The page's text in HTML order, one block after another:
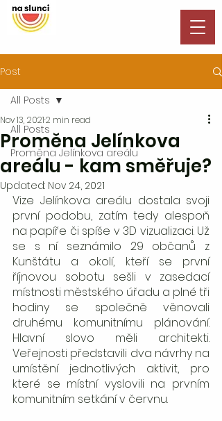
Post
All Posts
Proměna Jelínkova areálu
All Posts
Proměna Jelínkova
areálu - kam směřuje?
Nov 13, 20212 min read
Updated: Nov 24, 2021
Vize Jelínkova areálu dostala svoji
první podobu, zatím tedy alespoň
na papíře či spíše v 3D vizualizaci. Už
se s ní seznámilo 29 občanů z
Kunštátu a okolí, kteří se první
říjnovou sobotu sešli v zasedací
místnosti městského úřadu a plné tři
hodiny se společně věnovali
druhému komunitnímu plánování.
Hlavní slovo měli architekti.
Veřejnosti představili dva návrhy na
umístění jednotlivých aktivit, pro
které se místní vyslovili na prvním
komunitním setkání v červnu.